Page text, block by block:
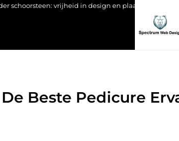
vrijheid in design en plaatsing Hoe
Beste Pedicure